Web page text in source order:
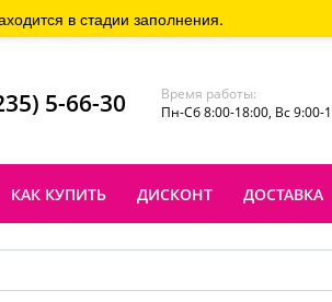
5-66-30
Время работы:
Пн-Сб 8:00-18:00, Вс 9:00-
КАК КУПИТЬ ДИСКОНТ ДОСТАВКА
в стадии заполнения.